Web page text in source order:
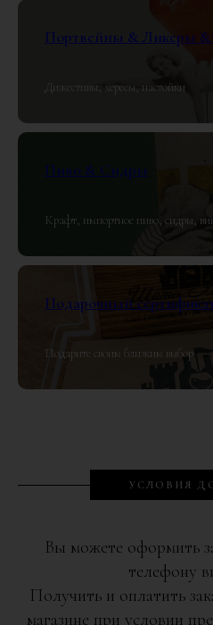
Портвейны & Ликеры &
Дижестивы, хересы, настойки
Пиво & Сидры
Крафт, импортное пиво, сидры,
Подарочный
Подарите своим близким выбор
УСЛОВИЯ
Вы можете оформить
телефону
Получить и оплатить
магазине при условии